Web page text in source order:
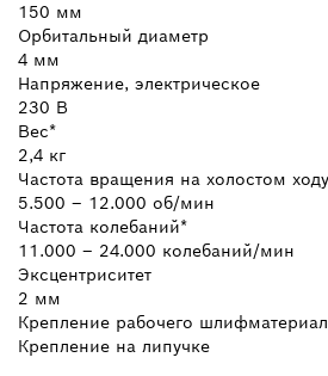
150 мм
Орбитальный диаметр
4 мм
Напряжение, электрическое
230 В
Вес*
2,4 кг
Частота вращения на холостом
5.500 – 12.000 об/мин
Частота колебаний*
11.000 – 24.000 колебаний/мин
Эксцентриситет
2 мм
Крепление рабочего
Крепление на липучке